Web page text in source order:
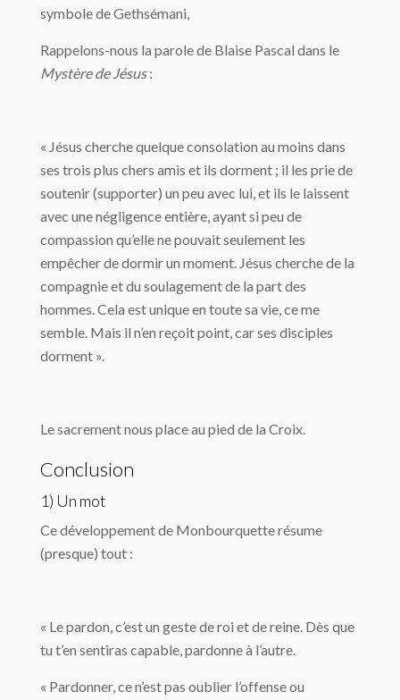
symbole de Gethsémani,
Rappelons-nous la parole de Blaise Pascal dans le
Mystère de Jésus:
« Jésus cherche quelque consolation au moins dans
ses trois plus chers amis et ils dorment ; il les prie de
soutenir (supporter) un peu avec lui, et ils le laissent
avec une négligence entière, ayant si peu de
compassion qu’elle ne pouvait seulement les
empêcher de dormir un moment. Jésus cherche de la
compagnie et du soulagement de la part des
hommes. Cela est unique en toute sa vie, ce me
semble. Mais il n’en reçoit point, car ses disciples
dorment ».
Le sacrement nous place au pied de la Croix.
Conclusion
1) Un mot
Ce développement de Monbourquette résume
(presque) tout :
« Le pardon, c’est un geste de roi et de reine. Dès que
tu t’en sentiras capable, pardonne à l’autre.
« Pardonner, ce n’est pas oublier l’offense ou